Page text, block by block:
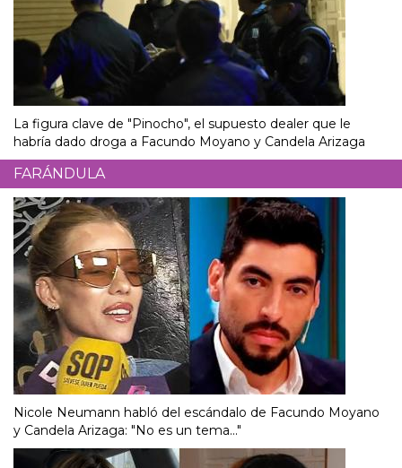
La figura clave de "Pinocho", el supuesto dealer que le
habría dado droga a Facundo Moyano y Candela Arizaga
FARÁNDULA
Nicole Neumann habló del escándalo de Facundo Moyano
y Candela Arizaga: "No es un tema..."